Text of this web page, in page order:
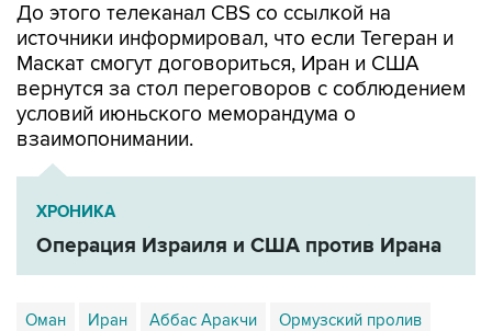
До этого телеканал CBS со ссылкой на
источники информировал, что если Тегеран и
Маскат смогут договориться, Иран и США
вернутся за стол переговоров с соблюдением
условий июньского меморандума о
взаимопонимании.
ХРОНИКА
Операция Израиля и США против Ирана
Оман Иран Аббас Аракчи Ормузский пролив